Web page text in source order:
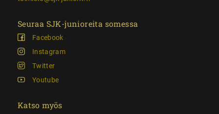
Seuraa SJK-junioreita somessa
Facebook
Instagram
Twitter
Youtube
Katso myös